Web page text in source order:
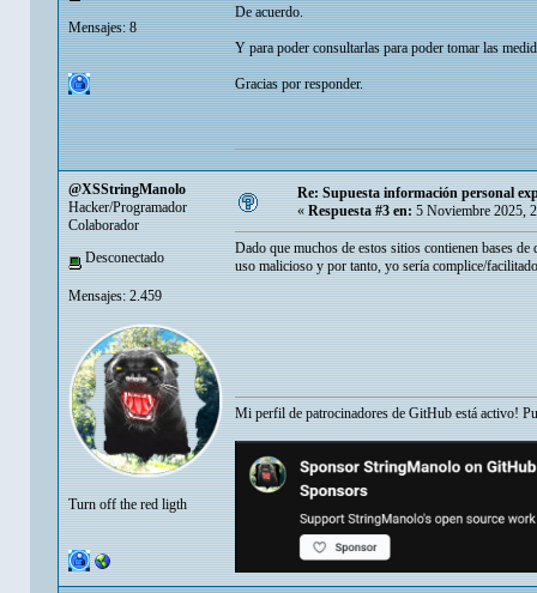
Mensajes: 8
De acuerdo.
Y para poder consultarlas para poder tomar las
Gracias por responder.
@XSStringManolo
Hacker/Programador
Colaborador
Desconectado
Mensajes: 2.459
Turn off the red ligth
Re: Supuesta información personal
« Respuesta #3 en: 5 Noviembre 2025,
Dado que muchos de estos sitios contienen bases
uso malicioso y por tanto, yo sería complice/
Mi perfil de patrocinadores de GitHub está activo!